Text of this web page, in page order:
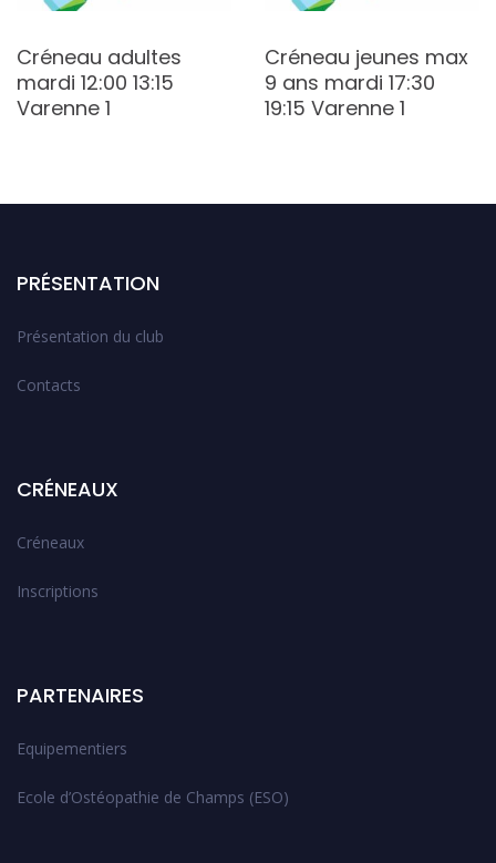
Créneau adultes
mardi 12:00 13:15
Varenne 1
Créneau jeunes max
9 ans mardi 17:30
19:15 Varenne 1
PRÉSENTATION
Présentation du club
Contacts
CRÉNEAUX
Créneaux
Inscriptions
PARTENAIRES
Equipementiers
Ecole d’Ostéopathie de Champs (ESO)